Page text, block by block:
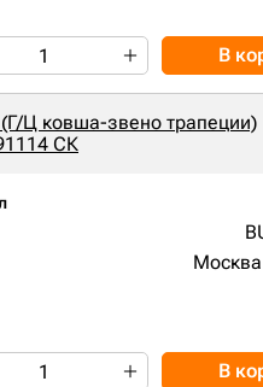
В
Ц ковша-звено трапеции)
СК
В